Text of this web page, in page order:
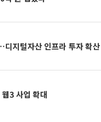
디지털자산 인프라 투자 확산
3 사업 확대